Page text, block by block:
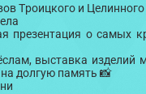
Троицкого и
презентация о самых
выставка изделий
долгую память 📸